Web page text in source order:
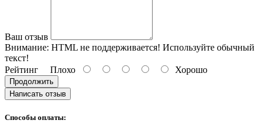
Ваш отзыв
Внимание: HTML не поддерживается! Используйте обычный
текст!
Рейтинг Плохо Хорошо
Продолжить
Написать отзыв
Способы оплаты: